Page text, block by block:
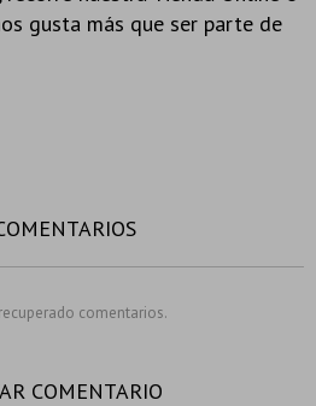
gusta más que ser parte de
comentarios.
COMENTARIO